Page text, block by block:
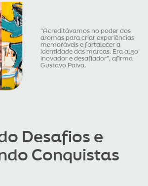
"Acreditávamos no poder dos
aromas para criar experiências
memoráveis e fortalecer a
identidade das marcas. Era algo
inovador e desafiador", afirma
Gustavo Paiva.
Desafios e
Conquistas